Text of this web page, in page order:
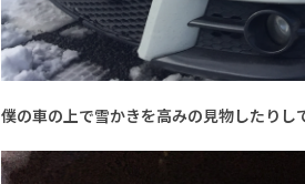
僕の車の上で雪かきを高みの見物したりし